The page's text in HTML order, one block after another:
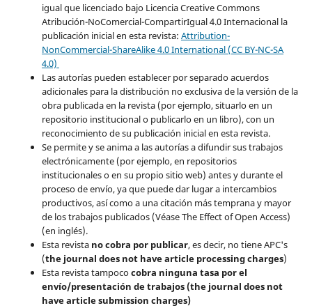
igual que licenciado bajo Licencia Creative Commons
Atribución-NoComercial-CompartirIgual 4.0 Internacional la
publicación inicial en esta revista: Attribution-
NonCommercial-ShareAlike 4.0 International (CC BY-NC-SA
4.0)
Las autorías pueden establecer por separado acuerdos
adicionales para la distribución no exclusiva de la versión de la
obra publicada en la revista (por ejemplo, situarlo en un
repositorio institucional o publicarlo en un libro), con un
reconocimiento de su publicación inicial en esta revista.
Se permite y se anima a las autorías a difundir sus trabajos
electrónicamente (por ejemplo, en repositorios
institucionales o en su propio sitio web) antes y durante el
proceso de envío, ya que puede dar lugar a intercambios
productivos, así como a una citación más temprana y mayor
de los trabajos publicados (Véase The Effect of Open Access)
(en inglés).
Esta revista no cobra por publicar, es decir, no tiene APC's
(the journal does not have article processing charges)
Esta revista tampococobra ninguna tasa por el
envío/presentación de trabajos (the journal does not
have article submission charges)